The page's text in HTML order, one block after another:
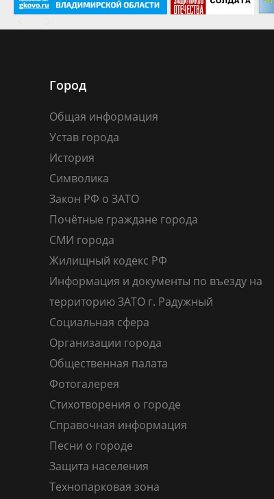
Город
Общая информация
Устав города
История
Символика
Закон РФ о ЗАТО
Почётные граждане города
СМИ города
Жилищный кодекс РФ
Информация и документы по въезду на
территорию ЗАТО г. Радужный
Социальная сфера
Организации города
Общественная палата
Фотогалерея
Стихотворения о городе
Справочная информация
Песни о городе
Защита населения
Технопарковая зона